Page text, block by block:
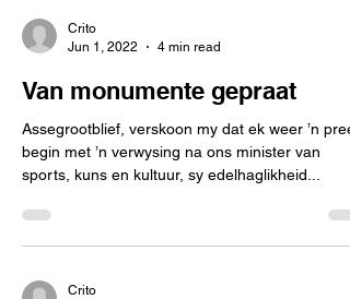
Crito
Jun 1, 2022
4 min read
Van monumente gepraat
Assegrootblief, verskoon my dat ek weer ’n
begin met ’n verwysing na ons minister van
sports, kuns en kultuur, sy edelhaglikheid...
Crito